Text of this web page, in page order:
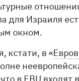
для Израиля
окном.
кстати, в «